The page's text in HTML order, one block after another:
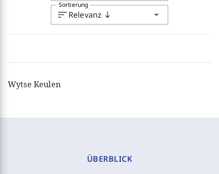
sortRelevanz south arrow_drop_down
Sortierung
Wytse Keulen
ÜBERBLICK